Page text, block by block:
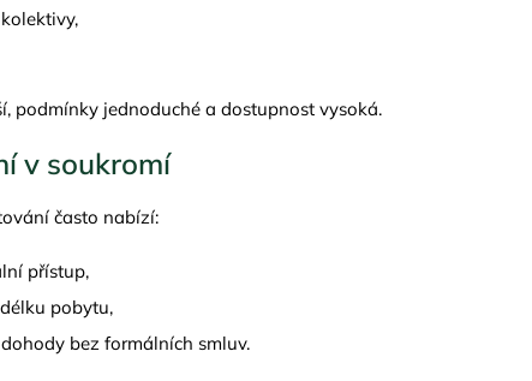
podmínky jednoduché a dostupnost vysoká.
v soukromí
často nabízí:
přístup,
pobytu,
bez formálních smluv.